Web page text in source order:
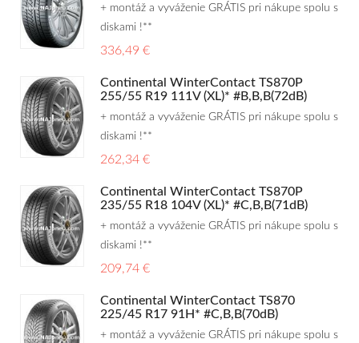
+ montáž a vyváženie GRÁTIS pri nákupe spolu s
diskami !**
336,49 €
Continental WinterContact TS870P
255/55 R19 111V (XL)* #B,B,B(72dB)
+ montáž a vyváženie GRÁTIS pri nákupe spolu s
diskami !**
262,34 €
Continental WinterContact TS870P
235/55 R18 104V (XL)* #C,B,B(71dB)
+ montáž a vyváženie GRÁTIS pri nákupe spolu s
diskami !**
209,74 €
Continental WinterContact TS870
225/45 R17 91H* #C,B,B(70dB)
+ montáž a vyváženie GRÁTIS pri nákupe spolu s